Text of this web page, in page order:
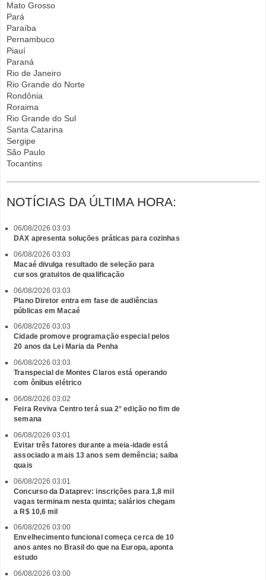
Mato Grosso
Pará
Paraíba
Pernambuco
Piauí
Paraná
Rio de Janeiro
Rio Grande do Norte
Rondônia
Roraima
Rio Grande do Sul
Santa Catarina
Sergipe
São Paulo
Tocantins
NOTÍCIAS DA ÚLTIMA HORA:
06/08/2026 03:03
DAX apresenta soluções práticas para cozinhas
06/08/2026 03:03
Macaé divulga resultado de seleção para
cursos gratuitos de qualificação
06/08/2026 03:03
Plano Diretor entra em fase de audiências
públicas em Macaé
06/08/2026 03:03
Cidade promove programação especial pelos
20 anos da Lei Maria da Penha
06/08/2026 03:03
Transpecial de Montes Claros está operando
com ônibus elétrico
06/08/2026 03:02
Feira Reviva Centro terá sua 2° edição no fim de
semana
06/08/2026 03:01
Evitar três fatores durante a meia-idade está
associado a mais 13 anos sem demência; saiba
quais
06/08/2026 03:01
Concurso da Dataprev: inscrições para 1,8 mil
vagas terminam nesta quinta; salários chegam
a R$ 10,6 mil
06/08/2026 03:00
Envelhecimento funcional começa cerca de 10
anos antes no Brasil do que na Europa, aponta
estudo
06/08/2026 03:00